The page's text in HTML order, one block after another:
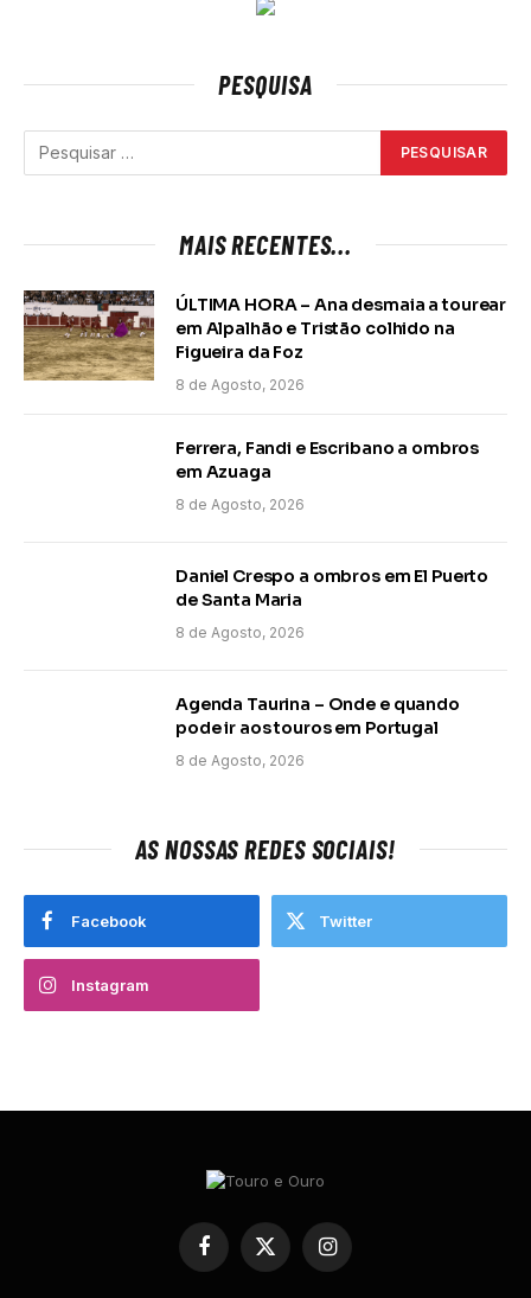
PESQUISA
MAIS RECENTES...
ÚLTIMA HORA – Ana desmaia a tourear
em Alpalhão e Tristão colhido na
Figueira da Foz
8 de Agosto, 2026
Ferrera, Fandi e Escribano a ombros
em Azuaga
8 de Agosto, 2026
Daniel Crespo a ombros em El Puerto
de Santa Maria
8 de Agosto, 2026
Agenda Taurina – Onde e quando
pode ir aos touros em Portugal
8 de Agosto, 2026
AS NOSSAS REDES SOCIAIS!
Facebook Twitter
Instagram
Facebook
X
(Twitter)
Instagram